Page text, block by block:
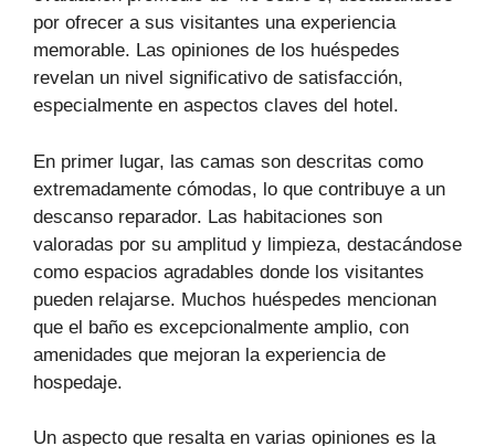
por ofrecer a sus visitantes una experiencia
memorable. Las opiniones de los huéspedes
revelan un nivel significativo de satisfacción,
especialmente en aspectos claves del hotel.
En primer lugar, las camas son descritas como
extremadamente cómodas, lo que contribuye a un
descanso reparador. Las habitaciones son
valoradas por su amplitud y limpieza, destacándose
como espacios agradables donde los visitantes
pueden relajarse. Muchos huéspedes mencionan
que el baño es excepcionalmente amplio, con
amenidades que mejoran la experiencia de
hospedaje.
Un aspecto que resalta en varias opiniones es la